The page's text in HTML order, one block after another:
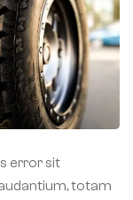
error sit
totam